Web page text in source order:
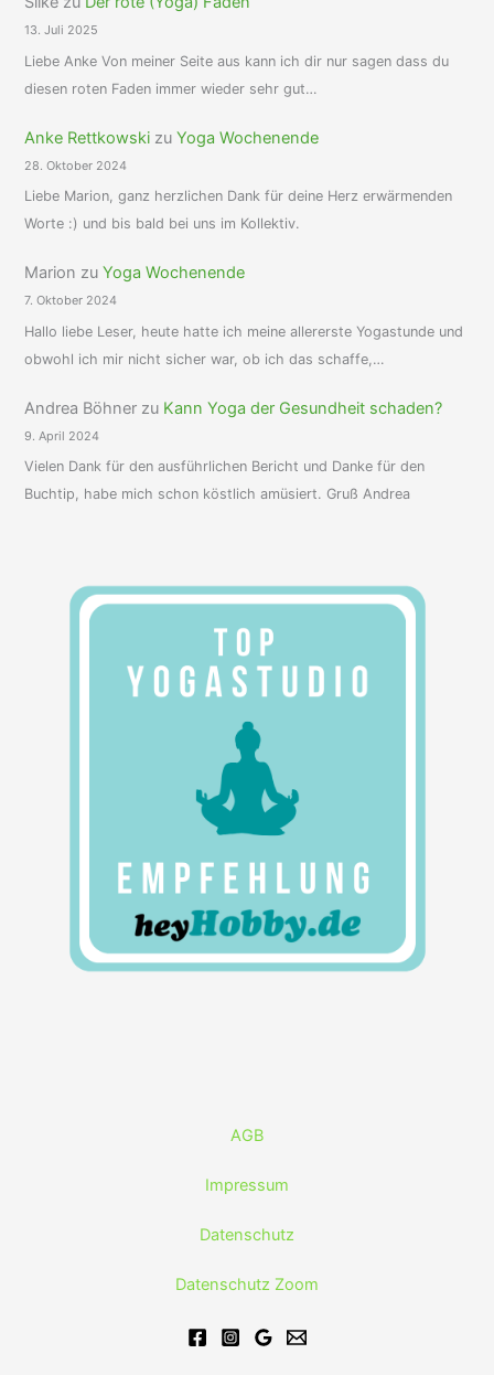
13. Juli 2025
Liebe Anke Von meiner Seite aus kann ich dir nur sagen dass du
diesen roten Faden immer wieder sehr gut…
Anke Rettkowski zuYoga Wochenende
28. Oktober 2024
Liebe Marion, ganz herzlichen Dank für deine Herz erwärmenden
Worte :) und bis bald bei uns im Kollektiv.
Marion zuYoga Wochenende
7. Oktober 2024
Hallo liebe Leser, heute hatte ich meine allererste Yogastunde und
obwohl ich mir nicht sicher war, ob ich das schaffe,…
Andrea Böhner zu Kann Yoga der Gesundheit schaden?
9. April 2024
Vielen Dank für den ausführlichen Bericht und Danke für den
Buchtip, habe mich schon köstlich amüsiert. Gruß Andrea
AGB
Impressum
Datenschutz
Datenschutz Zoom